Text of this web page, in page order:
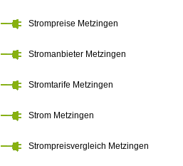
Strompreise Metzingen
Stromanbieter Metzingen
Stromtarife Metzingen
Strom Metzingen
Strompreisvergleich Metzingen